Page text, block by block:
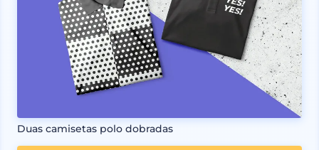
Duas camisetas polo dobradas